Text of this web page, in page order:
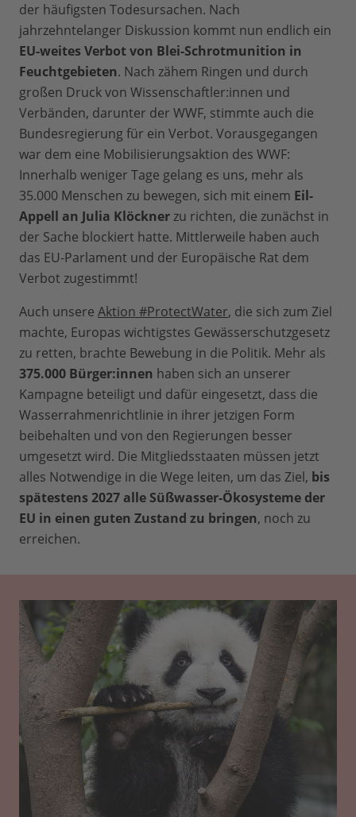
der häufigsten Todesursachen. Nach
jahrzehntelanger Diskussion kommt nun endlich ein
EU-weites Verbot von Blei-Schrotmunition in
Feuchtgebieten. Nach zähem Ringen und durch
großen Druck von Wissenschaftler:innen und
Verbänden, darunter der WWF, stimmte auch die
Bundesregierung für ein Verbot. Vorausgegangen
war dem eine Mobilisierungsaktion des WWF:
Innerhalb weniger Tage gelang es uns, mehr als
35.000 Menschen zu bewegen, sich mit einem Eil-
Appell an Julia Klöcknerzu richten, die zunächst in
der Sache blockiert hatte. Mittlerweile haben auch
das EU-Parlament und der Europäische Rat dem
Verbot zugestimmt!
Auch unsere Aktion #ProtectWater, die sich zum Ziel
machte, Europas wichtigstes Gewässerschutzgesetz
zu retten, brachte Bewebung in die Politik. Mehr als
375.000 Bürger:innen haben sich an unserer
Kampagne beteiligt und dafür eingesetzt, dass die
Wasserrahmenrichtlinie in ihrer jetzigen Form
beibehalten und von den Regierungen besser
umgesetzt wird. Die Mitgliedsstaaten müssen jetzt
alles Notwendige in die Wege leiten, um das Ziel, bis
spätestens 2027 alle Süßwasser-Ökosysteme der
EU in einen guten Zustand zu bringen, noch zu
erreichen.